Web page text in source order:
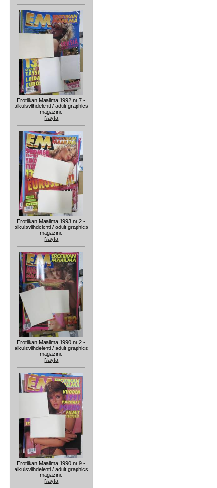
Erotiikan Maailma 1992 nr 7 -
aikuisviihdelehti / adult graphics
magazine
Näytä
Erotiikan Maailma 1993 nr 2 -
aikuisviihdelehti / adult graphics
magazine
Näytä
Erotiikan Maailma 1990 nr 2 -
aikuisviihdelehti / adult graphics
magazine
Näytä
Erotiikan Maailma 1990 nr 9 -
aikuisviihdelehti / adult graphics
magazine
Näytä